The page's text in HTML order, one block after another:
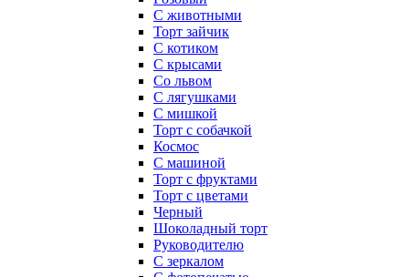
С животными
Торт зайчик
С котиком
С крысами
Со львом
С лягушками
С мишкой
Торт с собачкой
Космос
С машиной
Торт с фруктами
Торт с цветами
Черный
Шоколадный торт
Руководителю
С зеркалом